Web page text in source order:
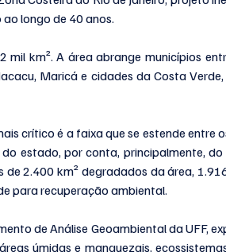
ao longo de 40 anos.
km². A área abrange municípios
Maricá e cidades da Costa
crítico é a faixa que se estende entre
estado, por conta, principalmente,
de 2.400 km² degradados da área,
para recuperação ambiental.
de Análise Geoambiental da UFF,
úmidas e manguezais,